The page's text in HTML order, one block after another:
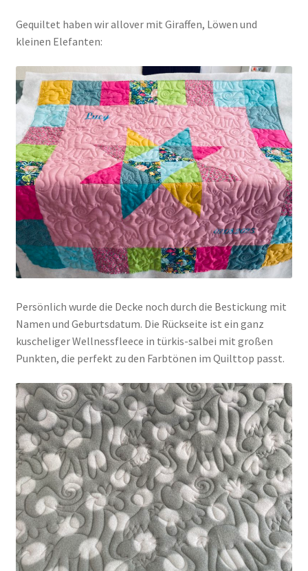
Gequiltet haben wir allover mit Giraffen, Löwen und
kleinen Elefanten:
Persönlich wurde die Decke noch durch die Bestickung mit
Namen und Geburtsdatum. Die Rückseite ist ein ganz
kuscheliger Wellnessfleece in türkis-salbei mit großen
Punkten, die perfekt zu den Farbtönen im Quilttop passt.